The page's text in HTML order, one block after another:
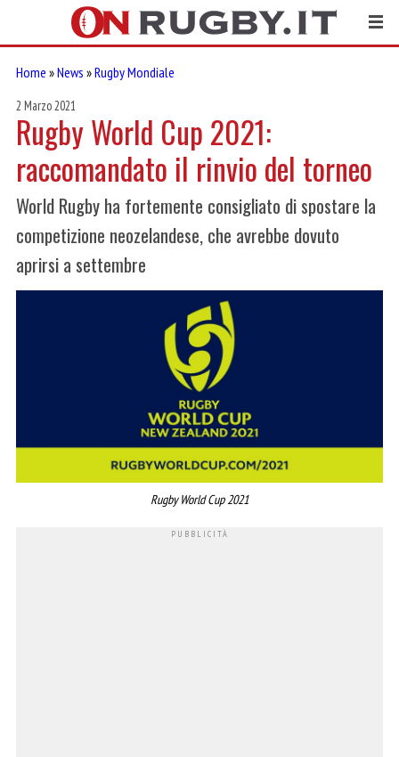
Home »News »Rugby Mondiale
2 Marzo 2021
Rugby World Cup 2021:
raccomandato il rinvio del torneo
World Rugby ha fortemente consigliato di spostare la
competizione neozelandese, che avrebbe dovuto
aprirsi a settembre
Rugby World Cup 2021